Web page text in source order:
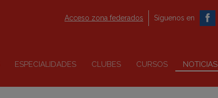
ESPECIALIDADES CLUBES CURSOS NOTICIAS
Acceso zona federados Síguenos en